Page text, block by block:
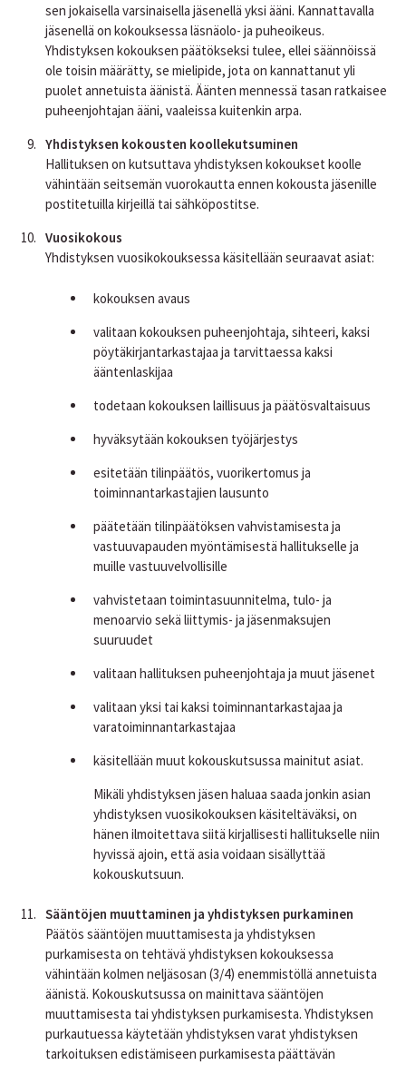
sen jokaisella varsinaisella jäsenellä yksi ääni. Kannattavalla
jäsenellä on kokouksessa läsnäolo- ja puheoikeus.
Yhdistyksen kokouksen päätökseksi tulee, ellei säännöissä
ole toisin määrätty, se mielipide, jota on kannattanut yli
puolet annetuista äänistä. Äänten mennessä tasan ratkaisee
puheenjohtajan ääni, vaaleissa kuitenkin arpa.
Yhdistyksen kokousten koollekutsuminen
Hallituksen on kutsuttava yhdistyksen kokoukset koolle
vähintään seitsemän vuorokautta ennen kokousta jäsenille
postitetuilla kirjeillä tai sähköpostitse.
Vuosikokous
Yhdistyksen vuosikokouksessa käsitellään seuraavat asiat:
kokouksen avaus
valitaan kokouksen puheenjohtaja, sihteeri, kaksi
pöytäkirjantarkastajaa ja tarvittaessa kaksi
ääntenlaskijaa
todetaan kokouksen laillisuus ja päätösvaltaisuus
hyväksytään kokouksen työjärjestys
esitetään tilinpäätös, vuorikertomus ja
toiminnantarkastajien lausunto
päätetään tilinpäätöksen vahvistamisesta ja
vastuuvapauden myöntämisestä hallitukselle ja
muille vastuuvelvollisille
vahvistetaan toimintasuunnitelma, tulo- ja
menoarvio sekä liittymis- ja jäsenmaksujen
suuruudet
valitaan hallituksen puheenjohtaja ja muut jäsenet
valitaan yksi tai kaksi toiminnantarkastajaa ja
varatoiminnantarkastajaa
käsitellään muut kokouskutsussa mainitut asiat.
Mikäli yhdistyksen jäsen haluaa saada jonkin asian
yhdistyksen vuosikokouksen käsiteltäväksi, on
hänen ilmoitettava siitä kirjallisesti hallitukselle niin
hyvissä ajoin, että asia voidaan sisällyttää
kokouskutsuun.
Sääntöjen muuttaminen ja yhdistyksen purkaminen
Päätös sääntöjen muuttamisesta ja yhdistyksen
purkamisesta on tehtävä yhdistyksen kokouksessa
vähintään kolmen neljäsosan (3/4) enemmistöllä annetuista
äänistä. Kokouskutsussa on mainittava sääntöjen
muuttamisesta tai yhdistyksen purkamisesta. Yhdistyksen
purkautuessa käytetään yhdistyksen varat yhdistyksen
tarkoituksen edistämiseen purkamisesta päättävän